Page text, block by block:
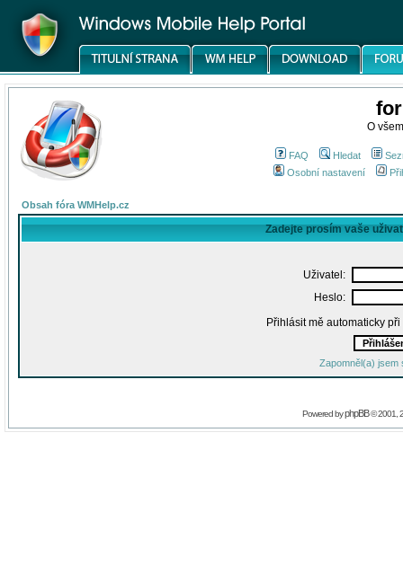
O
FAQ Hledat
Osobní nastavení
Obsah fóra WMHelp.cz
Zadejte prosím vaše
Uživatel:
Heslo:
Přihlásit mě automaticky
Zapomněl(a) jsem
Powered byphpBB© 2001,